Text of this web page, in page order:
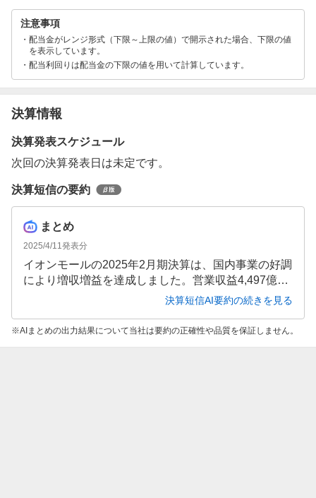
注意事項
配当金がレンジ形式（下限～上限の値）で開示された場合、下限の値
を表示しています。
配当利回りは配当金の下限の値を用いて計算しています。
決算情報
決算発表スケジュール
次回の決算発表日は未定です。
決算短信の要約
まとめ
2025/4/11 発表分
イオンモールの2025年2月期決算は、国内事業の好調
により増収増益を達成しました。営業収益4,497億円
(前期比106.3%)、営業利益521億円(同112.4%)と成長
億円(同69.9%)と減少しました。財務面では自己資本
決算短信AI要約の続きを見る
AIまとめの出力結果について当社は要約の正確性や品質を保証しません。